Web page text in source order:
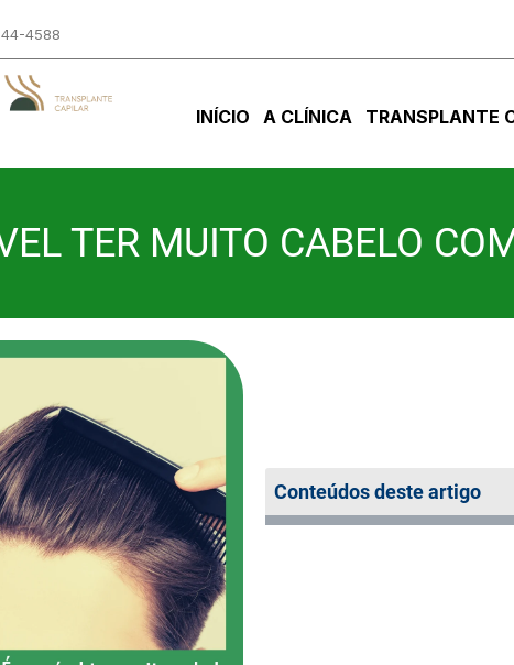
4588
INÍCIO A CLÍNICA TRANSPLANTE
TER MUITO CABELO
Conteúdos deste artigo